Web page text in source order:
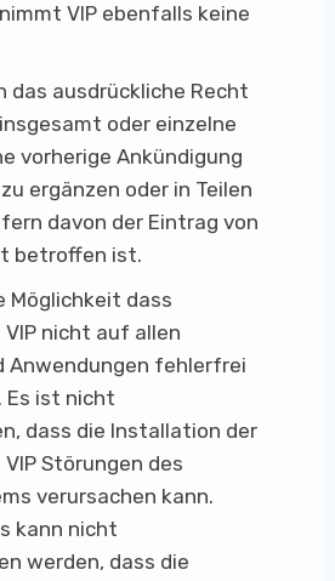
VIP ebenfalls keine
das ausdrückliche Recht
oder einzelne
vorherige Ankündigung
ergänzen oder in Teilen
davon der Eintrag von
betroffen ist.
Möglichkeit dass
nicht auf allen
Anwendungen fehlerfrei
Es ist nicht
dass die Installation der
Störungen des
verursachen kann.
kann nicht
werden, dass die